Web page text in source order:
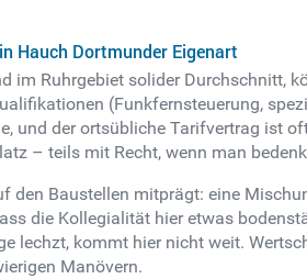
Hauch Dortmunder Eigenart
im Ruhrgebiet solider Durchschnitt,
(Funkfernsteuerung,
und der ortsübliche Tarifvertrag ist
– teils mit Recht, wenn man
den Baustellen mitprägt: eine
die Kollegialität hier etwas
lechzt, kommt hier nicht weit.
Manövern.